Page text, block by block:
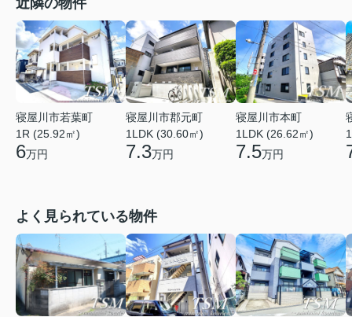
近隣の物件
寝屋川市若葉町
1R (25.92㎡)
6万円
寝屋川市郡元町
1LDK (30.60㎡)
7.3万円
寝屋川市本町
1LDK (26.62㎡)
7.5万円
よく見られている物件